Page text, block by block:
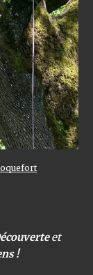
et
!